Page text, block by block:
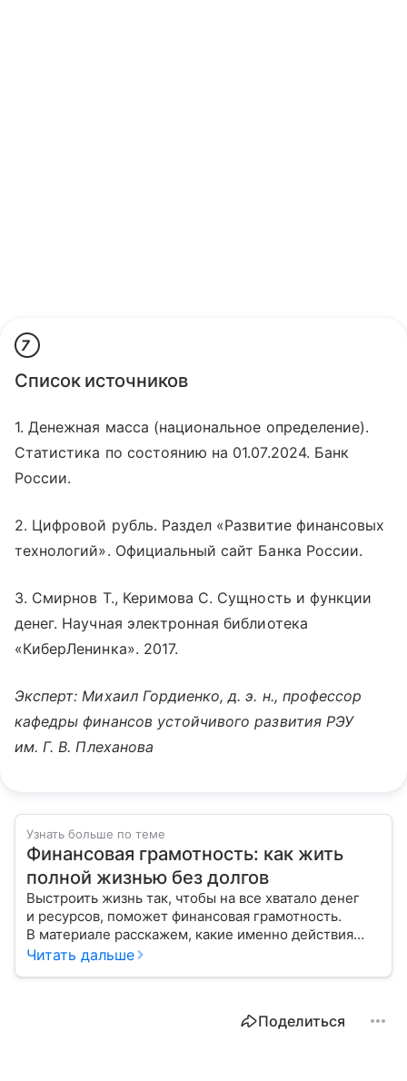
7
Список источников
1. Денежная масса (национальное определение).
Статистика по состоянию на 01.07.2024. Банк
России.
2. Цифровой рубль. Раздел «‎‎Развитие финансовых
технологий». Официальный сайт Банка России.
3. Смирнов Т., Керимова С. Сущность и функции
денег. Научная электронная библиотека
«‎‎КиберЛенинка». 2017.
Эксперт: Михаил Гордиенко, д. э. н., профессор
кафедры финансов устойчивого развития РЭУ
им. Г. В. Плеханова
Узнать больше по теме
Финансовая грамотность: как жить
полной жизнью без долгов
Выстроить жизнь так, чтобы на все хватало денег
и ресурсов, поможет финансовая грамотность.
В материале расскажем, какие именно действия
приведут вас к материальному благополучию, как
Читать дальше
Поделиться